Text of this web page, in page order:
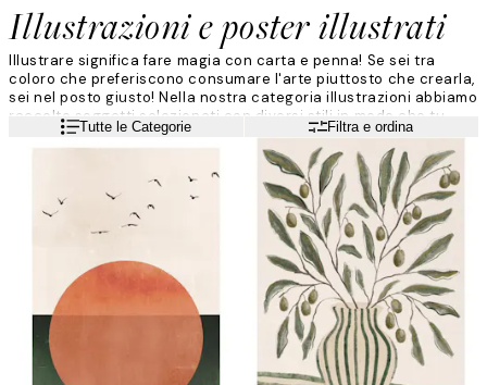
Illustrazioni e poster illustrati
Illustrare significa fare magia con carta e penna! Se sei tra
coloro che preferiscono consumare l'arte piuttosto che crearla,
sei nel posto giusto! Nella nostra categoria illustrazioni abbiamo
raccolto soggetti selezionati con diversi stili in modo che tu
possa trovare qualcosa di adatto per te e la tua casa.
Leggi di piùTutte le Categorie Filtra e ordina